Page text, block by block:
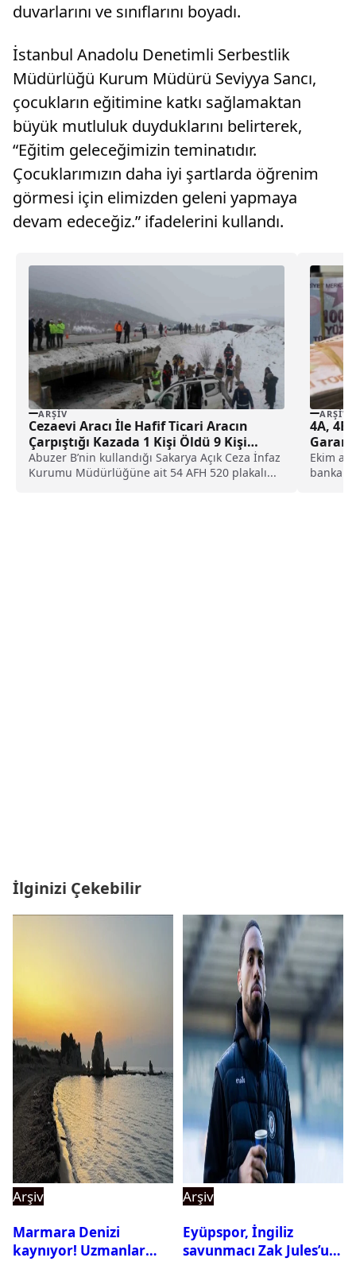
duvarlarını ve sınıflarını boyadı.
İstanbul Anadolu Denetimli Serbestlik
Müdürlüğü Kurum Müdürü Seviyya Sancı,
çocukların eğitimine katkı sağlamaktan
büyük mutluluk duyduklarını belirterek,
“Eğitim geleceğimizin teminatıdır.
Çocuklarımızın daha iyi şartlarda öğrenim
görmesi için elimizden geleni yapmaya
devam edeceğiz.” ifadelerini kullandı.
ARŞIV
Cezaevi Aracı İle Hafif Ticari Aracın
Çarpıştığı Kazada 1 Kişi Öldü 9 Kişi
Yaralandı
Abuzer B’nin kullandığı Sakarya Açık Ceza İnfaz
Kurumu Müdürlüğüne ait 54 AFH 520 plakalı...
ARŞIV
4A,
Ekim
İlginizi Çekebilir
Arşiv
Marmara Denizi
kaynıyor! Uzmanlar
Arşiv
Eyüpspor, İngiliz
savunmacı Zak Jules’u